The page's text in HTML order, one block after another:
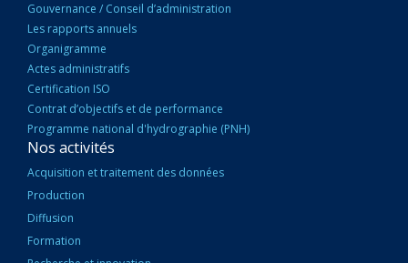
Gouvernance / Conseil d’administration
Les rapports annuels
Organigramme
Actes administratifs
Certification ISO
Contrat d’objectifs et de performance
Programme national d'hydrographie (PNH)
Nos activités
Acquisition et traitement des données
Production
Diffusion
Formation